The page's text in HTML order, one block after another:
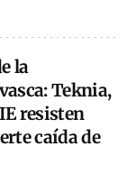
la
Teknia,
resisten
caída de